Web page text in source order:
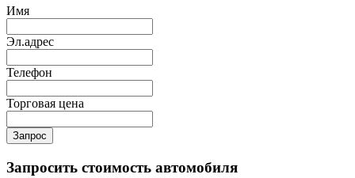
Имя
Эл.адрес
Телефон
Торговая цена
Запрос
Запросить стоимость автомобиля